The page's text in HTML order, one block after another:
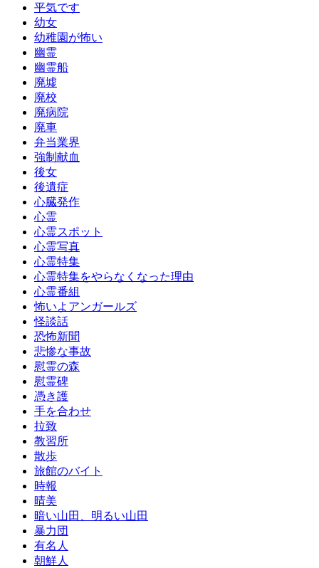
平気です
幼女
幼稚園が怖い
幽霊
幽霊船
廃墟
廃校
廃病院
廃車
弁当業界
強制献血
後女
後遺症
心臓発作
心霊
心霊スポット
心霊写真
心霊特集
心霊特集をやらなくなった理由
心霊番組
怖いよアンガールズ
怪談話
恐怖新聞
悲惨な事故
慰霊の森
慰霊碑
憑き護
手を合わせ
拉致
教習所
散歩
旅館のバイト
時報
晴美
暗い山田、明るい山田
暴力団
有名人
朝鮮人